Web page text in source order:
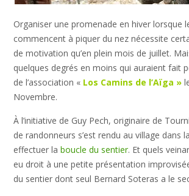
Organiser une promenade en hiver lorsque
commencent à piquer du nez nécessite
de motivation qu’en plein mois de juillet.
quelques degrés en moins qui auraient fait
de l’association « Los Camins de l’Aïga »
Novembre.
À l’initiative de Guy Pech, originaire de
de randonneurs s’est rendu au village dans
effectuer la boucle du sentier. Et quels
eu droit à une petite présentation
du sentier dont seul Bernard Soteras a le